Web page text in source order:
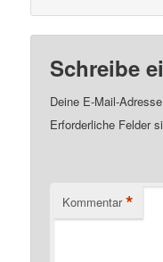
Schreibe
Deine E-Mail-
Erforderliche Felder
Kommentar *